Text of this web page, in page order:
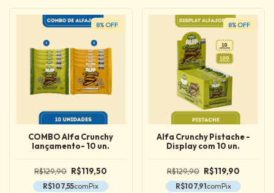
8% OFF
COMBO Alfa Crunchy
lançamento- 10 un.
R$129,90 R$119,50
R$107,55comPix
8% OFF
Alfa Crunchy Pistache -
Display com 10 un.
R$129,90 R$119,90
R$107,91comPix